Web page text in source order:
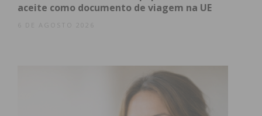
depois no interior do quarto.
convenceu a irem comprar tabaco. Nessa altura, o
casal foi socorrido por um genro, que entretanto,
tinha sido alertado pela mulher.
aceite como documento de viagem na UE
6 DE AGOSTO 2026